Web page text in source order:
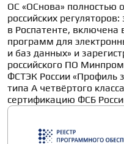
ОС «ОСнова» полностью
российских
в Роспатенте, включена
программ для
и баз данных» и
российского ПО
ФСТЭК России «Профиль
типа А четвёртого
сертификацию ФСБ